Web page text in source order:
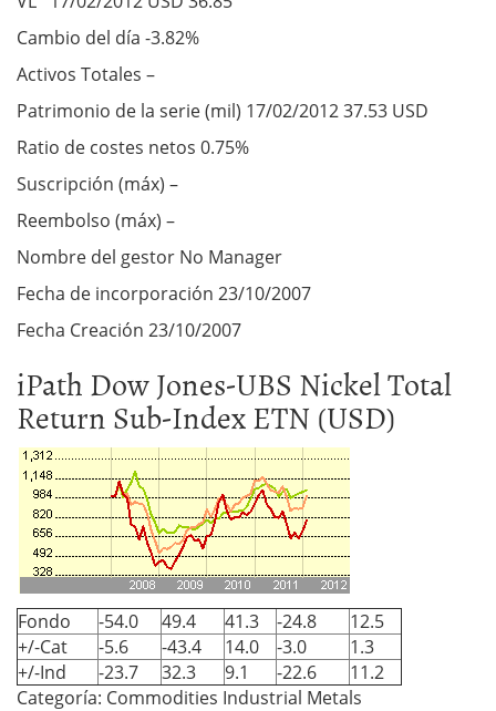
Cambio del día -3.82%
Activos Totales –
Patrimonio de la serie (mil) 17/02/2012 37.53 USD
Ratio de costes netos 0.75%
Suscripción (máx) –
Reembolso (máx) –
Nombre del gestor No Manager
Fecha de incorporación 23/10/2007
Fecha Creación 23/10/2007
iPath Dow Jones-UBS Nickel Total
Return Sub-Index ETN (USD)
Fondo -54.0 49.4 41.3 -24.8
12.5
+/-Cat
-5.6 -43.4 14.0 -3.0
1.3
+/-Ind
-23.7 32.3 9.1 -22.6
11.2
Categoría: Commodities Industrial Metals